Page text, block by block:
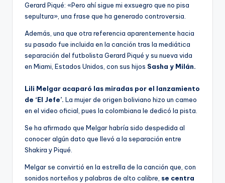
Gerard Piqué: «Pero ahí sigue mi exsuegro que no pisa
sepultura», una frase que ha generado controversia.
Además, una que otra referencia aparentemente hacia
su pasado fue incluida en la canción tras la mediática
separación del futbolista Gerard Piqué y su nueva vida
en Miami, Estados Unidos, con sus hijos Sasha y Milán.
Lili Melgar acaparó las miradas por el lanzamiento
de ‘El Jefe’. La mujer de origen boliviano hizo un cameo
en el video oficial, pues la colombiana le dedicó la pista.
Se ha afirmado que Melgar habría sido despedida al
conocer algún dato que llevó a la separación entre
Shakira y Piqué.
Melgar se convirtió en la estrella de la canción que, con
sonidos norteños y palabras de alto calibre, se centra